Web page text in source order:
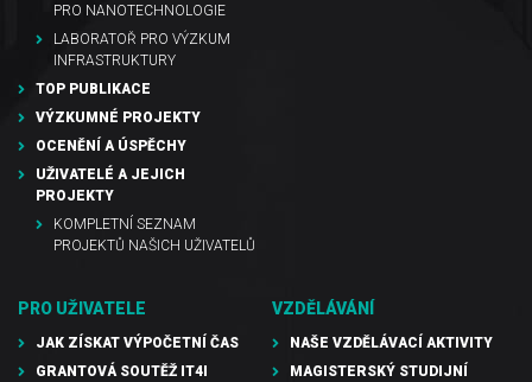
PRO NANOTECHNOLOGIE
LABORATOŘ PRO VÝZKUM
INFRASTRUKTURY
TOP PUBLIKACE
VÝZKUMNÉ PROJEKTY
OCENĚNÍ A ÚSPĚCHY
UŽIVATELÉ A JEJICH
PROJEKTY
KOMPLETNÍ SEZNAM
PROJEKTŮ NAŠICH UŽIVATELŮ
PRO UŽIVATELE
JAK ZÍSKAT VÝPOČETNÍ ČAS
GRANTOVÁ SOUTĚŽ IT4I
VZDĚLÁVÁNÍ
NAŠE VZDĚLÁVACÍ AKTIVITY
MAGISTERSKÝ STUDIJNÍ